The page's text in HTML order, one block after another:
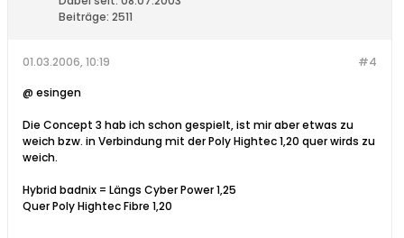
Beiträge: 2511
#4
01.03.2006, 10:19
@ esingen
Die Concept 3 hab ich schon gespielt, ist mir aber etwas zu
weich bzw. in Verbindung mit der Poly Hightec 1,20 quer wirds zu
weich.
Hybrid badnix = Längs Cyber Power 1,25
Quer Poly Hightec Fibre 1,20